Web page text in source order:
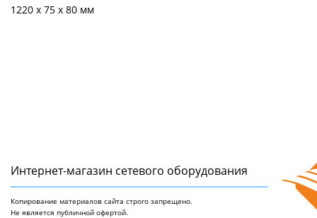
1220 х 75 х 80 мм
Интернет-магазин сетeвого оборудования
Копирование материалов сайта строго запрещено.
Не является публичной офертой.